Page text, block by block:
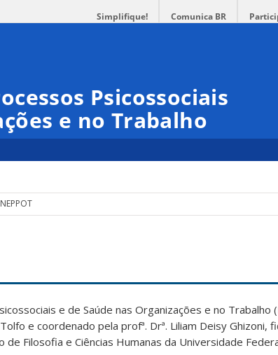
Simplifique! Comunica BR
Psicossociais
e no Trabalho
NEPPOT
e de Saúde nas Organizações e no Trabalho
e coordenado pela profª. Drª. Liliam Deisy Ghizoni,
Filosofia e Ciências Humanas da Universidade